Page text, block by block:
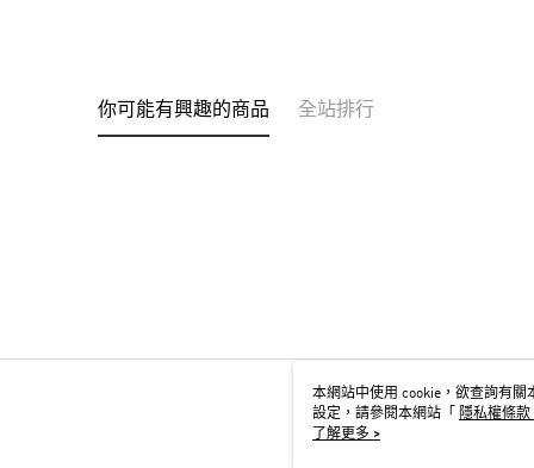
你可能有興趣的商品 全站排行
本網站中使用 cookie，欲查詢有關
設定，請參閱本網站「
隱私權條款
用 cookie。
了解更多 >